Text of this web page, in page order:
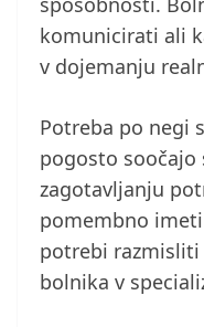
komunicirati ali
v dojemanju
Potreba po negi
pogosto soočajo
zagotavljanju
pomembno
potrebi
bolnika v